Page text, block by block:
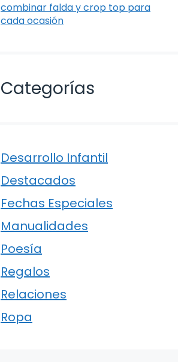
combinar falda y crop top para
cada ocasión
Categorías
Desarrollo Infantil
Destacados
Fechas Especiales
Manualidades
Poesía
Regalos
Relaciones
Ropa